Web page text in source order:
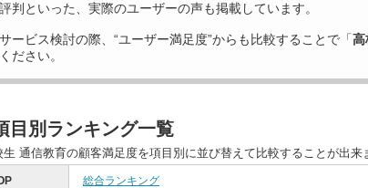
評判といった、実際のユーザーの声も掲載しています。
サービス検討の際、“ユーザー満足度”からも比較することで「高
ください。
目別ランキング一覧
生 通信教育の顧客満足度を項目別に並び替えて比較することが出来
総合ランキング